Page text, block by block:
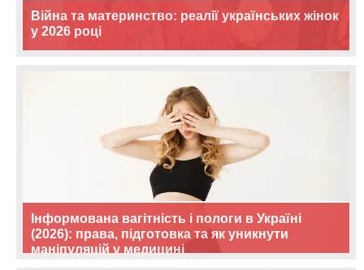
Війна та материнство: реалії українських жінок
у 2026 році
Інформована вагітність і пологи в Україні
(2026): права, підготовка та як уникнути
маніпуляцій у медицині